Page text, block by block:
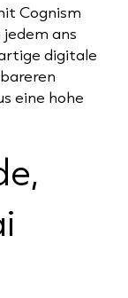
Cognism
jedem ans
digitale
eine hohe